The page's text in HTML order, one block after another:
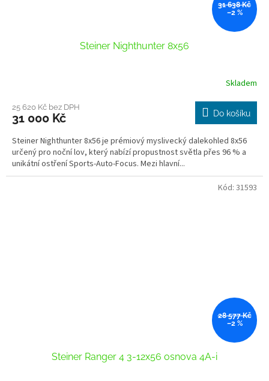
31 638 Kč
–2 %
Steiner Nighthunter 8x56
Skladem
25 620 Kč bez DPH
31 000 Kč Do košíku
Steiner Nighthunter 8x56 je prémiový myslivecký dalekohled 8x56
určený pro noční lov, který nabízí propustnost světla přes 96 % a
unikátní ostření Sports-Auto-Focus. Mezi hlavní...
28 577 Kč
–2 %
Steiner Ranger 4 3-12x56 osnova 4A-i
Kód: 31593